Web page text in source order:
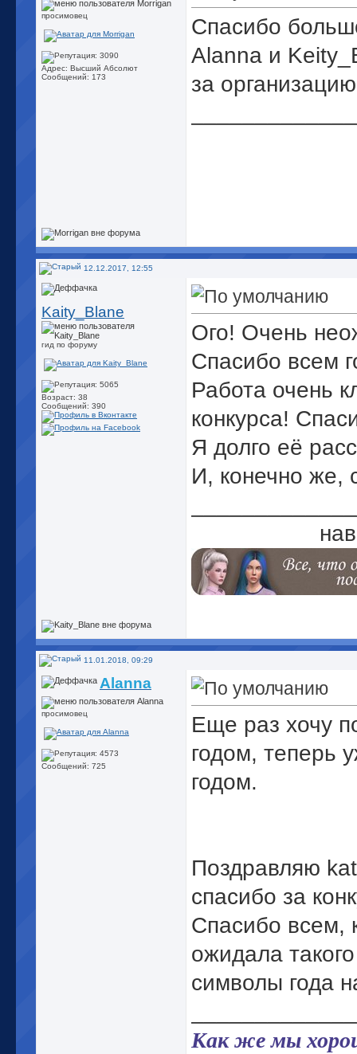
просимовец
Адрес: Высший Абсолют
Сообщений: 173
Спасибо
Alannа и
за
12.12.2017, 12:55
Kaity_Blane
гид по форуму
Возраст: 38
Сообщений: 390
Ого! Очень
Спасибо всем
Работа очень
конкурса!
Я долго её
И, конечно же,
11.01.2018, 09:29
Alanna
просимовец
Сообщений: 725
Еще раз хочу
годом, теперь
годом.
Поздравляю
спасибо за
Спасибо всем,
ожидала
символы года
Как же мы